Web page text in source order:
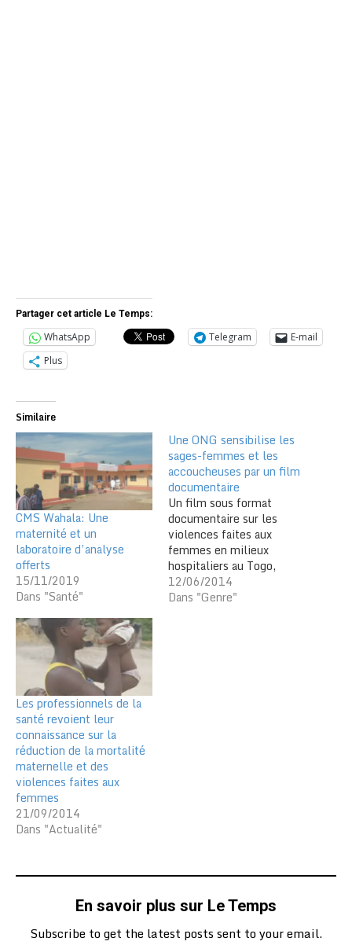
Partager cet article Le Temps:
WhatsApp Telegram
E-mail
Plus
Similaire
CMS Wahala: Une
maternité et un
laboratoire d’analyse
offerts
15/11/2019
Dans "Santé"
Une ONG sensibilise les
sages-femmes et les
accoucheuses par un film
documentaire
Un film sous format
documentaire sur les
violences faites aux
femmes en milieux
hospitaliers au Togo,
notamment dans
certaines maternités,
12/06/2014
Dans "Genre"
Les professionnels de la
santé revoient leur
connaissance sur la
réduction de la mortalité
maternelle et des
violences faites aux
femmes
21/09/2014
Dans "Actualité"
En savoir plus sur Le Temps
Subscribe to get the latest posts sent to your email.